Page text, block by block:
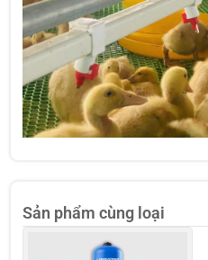
Sản phẩm cùng loại